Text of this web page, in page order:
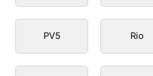
PV5 Rio